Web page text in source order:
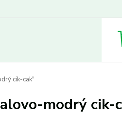
cik-cak"
modrý cik-